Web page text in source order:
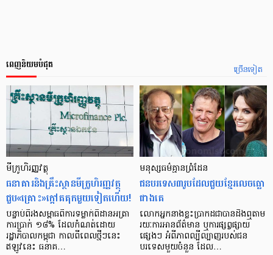
ច្រើនទៀត
ពេញនិយមបំផុត
មីក្រូ​ហិរញ្ញវត្ថុ
ធនាគារ​និង​គ្រឹះស្ថាន​មីក្រូ​ហិរញ្ញវត្ថុ​
ជួប«គ្រោះ»ក្តៅ​គគុក​មួយ​ទៀត​ហើយ!
បន្ទាប់​ពី​រង​សម្ពាធ​​ពី​ការ​ទម្លាក់​ពិដាន​អត្រា​
ការ​ប្រាក់ ១៨​% ដែល​កំណត់​ដោយ​
រដ្ឋាភិបាល​កម្ពុជា កាល​ពី​ពេល​ថ្មីៗ​នេះ
ឥឡូវ​នេះ ធនាគ…
មនុស្ស​ធម៌​គ្មាន​ព្រំដែន
ជន​បរទេស​៣​រូប​ដែល​ជួយ​ខ្មែរ​លេច​ធ្លោ​
ជាង​គេ
លោកអ្នក​នាង​ខ្លះ​ប្រាកដ​ជា​បាន​​ដឹង​ឮ​តាម​
រយៈ​ការ​អាន​ព័ត៌មាន ឬ​ការ​ផ្សព្វផ្សាយ​
ផ្សេងៗ អំពី​ភាព​ល្បីល្បាញ​របស់​ជន​
បរទេស​មួយ​ចំនួន ដែល…